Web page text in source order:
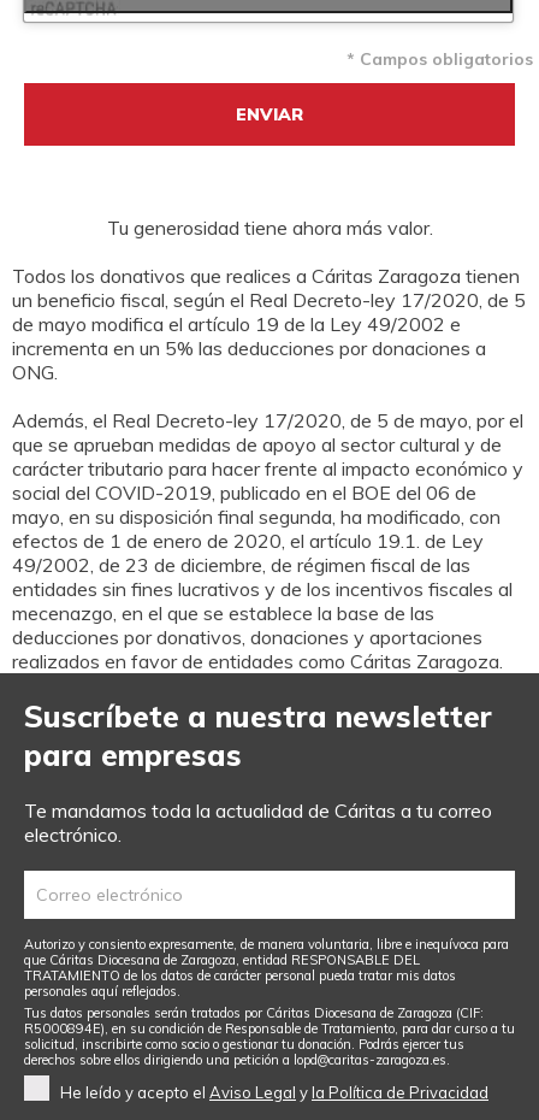
* Campos obligatorios
Tu generosidad tiene ahora más valor.
Todos los donativos que realices a Cáritas Zaragoza tienen
un beneficio fiscal, según el Real Decreto-ley 17/2020, de 5
de mayo modifica el artículo 19 de la Ley 49/2002 e
incrementa en un 5% las deducciones por donaciones a
ONG.
Además, el Real Decreto-ley 17/2020, de 5 de mayo, por el
que se aprueban medidas de apoyo al sector cultural y de
carácter tributario para hacer frente al impacto económico y
social del COVID-2019, publicado en el BOE del 06 de
mayo, en su disposición final segunda, ha modificado, con
efectos de 1 de enero de 2020, el artículo 19.1. de Ley
49/2002, de 23 de diciembre, de régimen fiscal de las
entidades sin fines lucrativos y de los incentivos fiscales al
mecenazgo, en el que se establece la base de las
deducciones por donativos, donaciones y aportaciones
realizados en favor de entidades como Cáritas Zaragoza.
Suscríbete a nuestra newsletter
para empresas
Te mandamos toda la actualidad de Cáritas a tu correo
electrónico.
Autorizo y consiento expresamente, de manera voluntaria, libre e inequívoca para
que Cáritas Diocesana de Zaragoza, entidad RESPONSABLE DEL
TRATAMIENTO de los datos de carácter personal pueda tratar mis datos
personales aquí reflejados.
Tus datos personales serán tratados por Cáritas Diocesana de Zaragoza (CIF:
R5000894E), en su condición de Responsable de Tratamiento, para dar curso a tu
solicitud, inscribirte como socio o gestionar tu donación. Podrás ejercer tus
derechos sobre ellos dirigiendo una petición a lopd@caritas-zaragoza.es.
He leído y acepto el Aviso Legal yla Política de Privacidad